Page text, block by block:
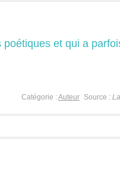
et qui a
Source :
Catégorie :Auteur